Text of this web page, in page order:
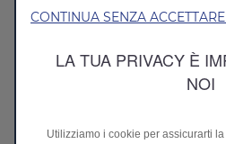
Fino a 970
CONTINUA SENZA
LA TUA PRIVACY È
NOI
Utilizziamo i cookie per assicurarti